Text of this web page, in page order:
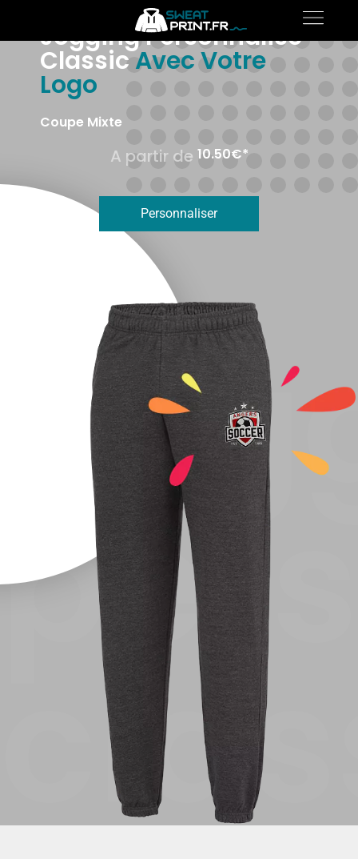
Jogging Personnalisé
ClassicAvec Votre
Logo
Coupe Mixte
A partir de 10.50€*
Personnaliser